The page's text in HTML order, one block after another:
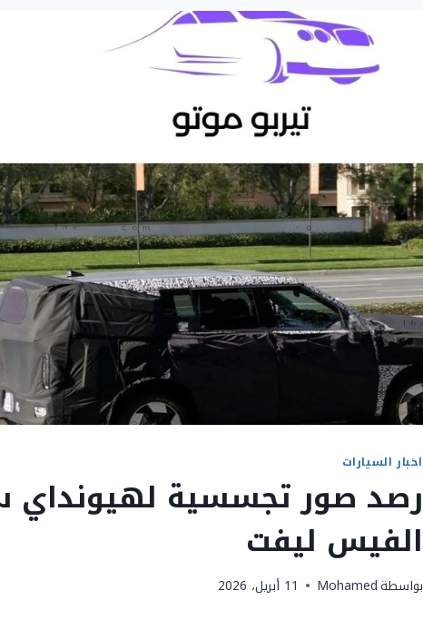
اخبار السيارات
الفيس ليفت
بواسطةMohamed 11 أبريل، 2026